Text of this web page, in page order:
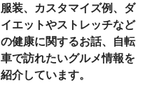
服装、カスタマイズ例、ダ
イエットやストレッチなど
の健康に関するお話、自転
車で訪れたいグルメ情報を
紹介しています。